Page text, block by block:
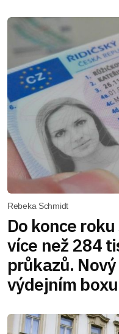
Rebeka Schmidt
Do konce
více než 284
průkazů.
výdejním boxu